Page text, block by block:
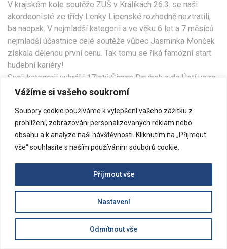
Vážíme si vašeho soukromí
Soubory cookie používáme k vylepšení vašeho zážitku z
prohlížení, zobrazování personalizovaných reklam nebo
obsahu a k analýze naší návštěvnosti. Kliknutím na „Přijmout
vše“ souhlasíte s naším používáním souborů cookie.
Nastavení
Odmítnout vše
Přijmout vše
V krajském kole soutěže ZUŠ v Králíkách 26.3. se naši
akordeonisté ze třídy Lenky Lipenské rozhodně neztratili,
ba naopak. V nejmladší kategorii a ve věku 6 let a 7 měsíců
nejmladší účastnice celé soutěže vůbec Jasminka Monček
získala dělenou první cenu. Tak tomu se říká famózní start
hudební kariéry!
Svoji kategorii vyhrál i 17letý Šimon Doubek a do Ústí veze
rovněž první cenu. Odbornou porotu zaujal soustředěným
Katka Zelená, Šimon Doubek, Tomáš Pirkl strhujícím
vystoupením plným energie rovněž vyhrálo svoji kategorii a
stvrdili tak zlatý ústecký hattrick.
Všem soutěžícím srdečně blahopřejeme k báječným
výkonům, skvělé reprezentaci školy i města a přejeme
hodně dalších hudebních úspěchů!
Paní učitelce Lence Lipenské děkujeme za zodpovědnou
[ngg src="galleries" ids="84" display="basic_thumbnail"
thumbnail_crop="0" maximum_entity_count="500"]